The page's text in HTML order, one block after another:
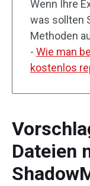
Wenn Ihre
was sollten
Methoden
- Wie man
kostenlos
Dateien